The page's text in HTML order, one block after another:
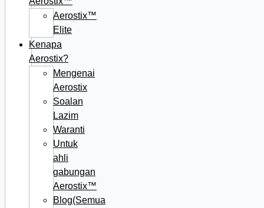
Aerostix™
Elite
Kenapa
Aerostix?
Mengenai
Aerostix
Soalan
Lazim
Waranti
Untuk
ahli
gabungan
Aerostix™
Blog(Semua